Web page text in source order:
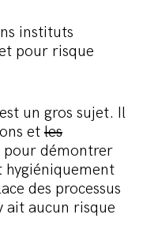
instituts
pour risque
un gros sujet. Il
et les
pour démontrer
des processus
ait aucun risque